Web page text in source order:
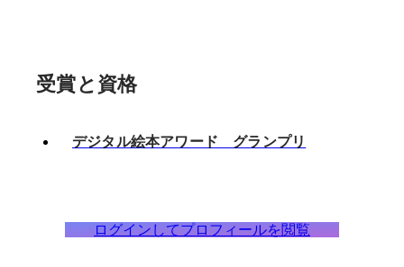
受賞と資格
デジタル絵本アワード グランプリ
ログインしてプロフィールを閲覧